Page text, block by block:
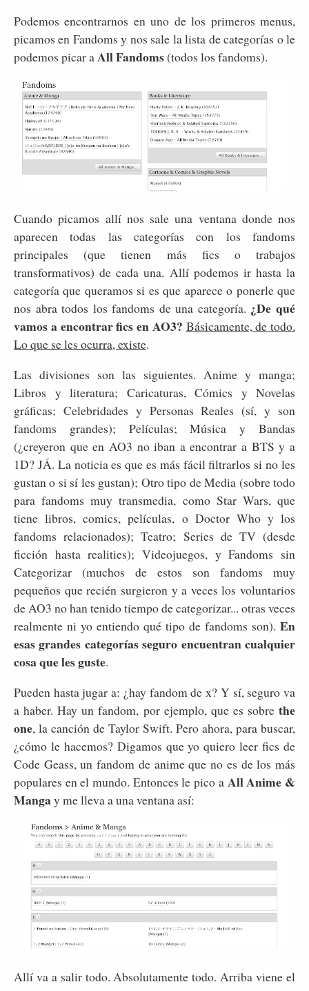
Podemos encontrarnos en uno de los primeros menus,
picamos en Fandoms y nos sale la lista de categorías o le
podemos picar aAll Fandoms(todos los fandoms).
Cuando picamos allí nos sale una ventana donde nos
aparecen todas las categorías con los fandoms
principales (que tienen más fics o trabajos
transformativos) de cada una. Allí podemos ir hasta la
categoría que queramos si es que aparece o ponerle que
nos abra todos los fandoms de una categoría. ¿De qué
vamos a encontrar fics en AO3? Básicamente, de todo.
Lo que se les ocurra, existe.
Las divisiones son las siguientes. Anime y manga;
Libros y literatura; Caricaturas, Cómics y Novelas
gráficas; Celebridades y Personas Reales (sí, y son
fandoms grandes); Películas; Música y Bandas
(¿creyeron que en AO3 no iban a encontrar a BTS y a
1D? JÁ. La noticia es que es más fácil filtrarlos si no les
gustan o si sí les gustan); Otro tipo de Media (sobre todo
para fandoms muy transmedia, como Star Wars, que
tiene libros, comics, películas, o Doctor Who y los
fandoms relacionados); Teatro; Series de TV (desde
ficción hasta realities); Videojuegos, y Fandoms sin
Categorizar (muchos de estos son fandoms muy
pequeños que recién surgieron y a veces los voluntarios
de AO3 no han tenido tiempo de categorizar... otras veces
realmente ni yo entiendo qué tipo de fandoms son). En
esas grandes categorías seguro encuentran cualquier
cosa que les guste.
Pueden hasta jugar a: ¿hay fandom de x? Y sí, seguro va
a haber. Hay un fandom, por ejemplo, que es sobre the
one, la canción de Taylor Swift. Pero ahora, para buscar,
¿cómo le hacemos? Digamos que yo quiero leer fics de
Code Geass, un fandom de anime que no es de los más
populares en el mundo. Entonces le pico a All Anime &
Mangay me lleva a una ventana así:
Allí va a salir todo. Absolutamente todo. Arriba viene el